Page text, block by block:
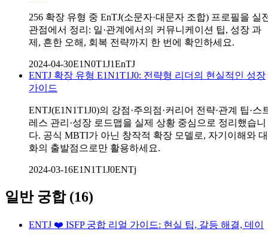
256 확장 유형 중 EnTJ(소문자·대문자 조합) 프로필을 실
관점에서 정리: 일·관계에서의 커뮤니케이션 팁, 성장 과
제, 흔한 오해, 회복 전략까지 한 번에 확인하세요.
2024-04-30E1N0T1J1EnTJ
ENTJ 확장 유형 E1N1T1J0: 전략형 리더의 현실적인 성장
가이드
ENTJ(E1N1T1J0)의 강점·주의점·커리어 전략·관계 팁·스
레스 관리·성장 로드맵을 실제 상황 중심으로 정리했습니
다. 공식 MBTI가 아닌 창작적 확장 모델로, 자기이해와 대
화의 출발점으로만 활용하세요.
2024-03-16E1N1T1J0ENTj
일반 궁합(16)
ENTJ ❤️ ISFP 궁합 리얼 가이드: 현실 팁, 갈등 해결, 데이